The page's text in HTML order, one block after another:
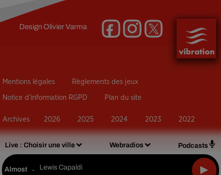
Live : Choisir une ville Webradios Podcasts
Almost - Lewis Capaldi
DesignOlivier Varma
Mentions légales Règlements des jeux
Notice d’information RGPD Plan du site
Archives 2026 2025 2024 2023 2022